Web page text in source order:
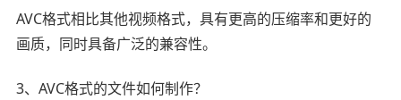
AVC格式相比其他视频格式，具有更高的压缩率和更好的
画质，同时具备广泛的兼容性。
3、AVC格式的文件如何制作？